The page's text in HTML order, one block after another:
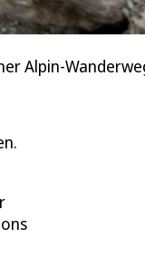
Alpin-